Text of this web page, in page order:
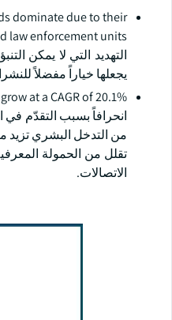
dominate due to their
التهديد التي لا يمكن
يجعلها خياراً مفضلاً
انحرافاً بسبب التقدّم في
من التدخل البشري تزيد
تقلل من الحمولة
الاتصالات.